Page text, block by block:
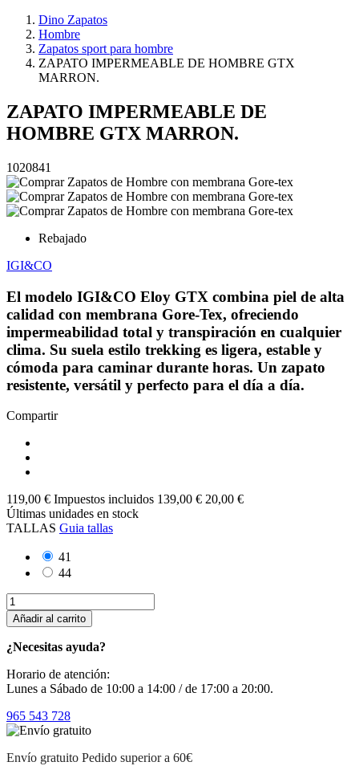
Dino Zapatos
Hombre
Zapatos sport para hombre
ZAPATO IMPERMEABLE DE HOMBRE GTX
MARRON.
ZAPATO IMPERMEABLE DE
HOMBRE GTX MARRON.
1020841
Rebajado
IGI&CO
El modelo IGI&CO Eloy GTX combina piel de alta
calidad con membrana Gore-Tex, ofreciendo
impermeabilidad total y transpiración en cualquier
clima. Su suela estilo trekking es ligera, estable y
cómoda para caminar durante horas. Un zapato
resistente, versátil y perfecto para el día a día.
Compartir
119,00 € Impuestos incluidos 139,00 € 20,00 €
Últimas unidades en stock
TALLAS Guia tallas
41
44
Añadir al carrito
¿Necesitas ayuda?
Horario de atención:
Lunes a Sábado de 10:00 a 14:00 / de 17:00 a 20:00.
965 543 728
Envío gratuito Pedido superior a 60€